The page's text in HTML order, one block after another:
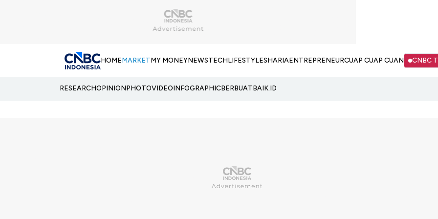
HOMEMARKETMY MONEYNEWSTECHLIFESTYLESHARIAENTREPRENEURCUAP CUAP CUAN CNBC
RESEARCHOPINIONPHOTOVIDEOINFOGRAPHICBERBUATBAIK.ID